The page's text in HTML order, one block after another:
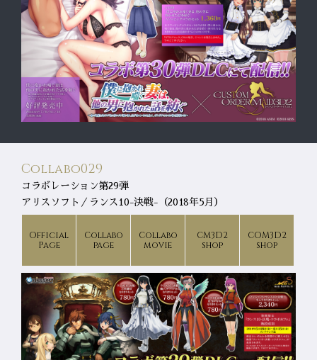
Collabo029
コラボレーション第29弾
アリスソフト／ランス10-決戦-（2018年5月）
Official
Page
Collabo
page
Collabo
movie
CM3D2
shop
COM3D2
shop